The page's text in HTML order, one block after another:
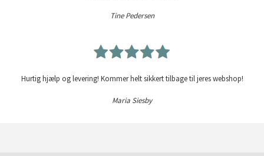
Tine Pedersen
Hurtig hjælp og levering! Kommer helt sikkert tilbage til jeres webshop!
Maria Siesby